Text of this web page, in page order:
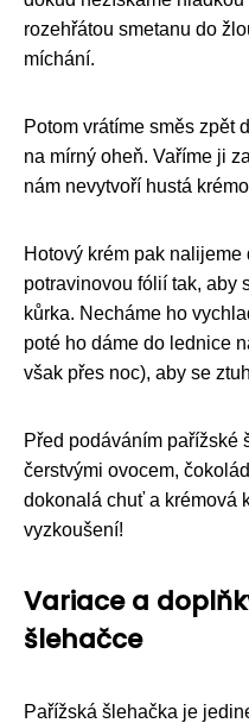
rozehřátou smetanu do
míchání.
Potom vrátíme směs zpět
na mírný oheň. Vaříme ji
nám nevytvoří hustá
Hotový krém pak
potravinovou fólií tak, aby
kůrka. Necháme ho
poté ho dáme do lednice
však přes noc), aby se
Před podáváním pařížské
čerstvými ovocem,
dokonalá chuť a krémová
vyzkoušení!
Variace a
šlehačce
Pařížská šlehačka je